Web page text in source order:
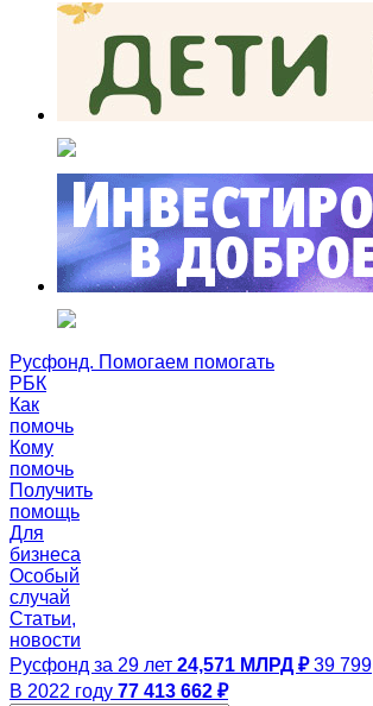
Русфонд. Помогаем помогать
РБК
Как
помочь
Кому
помочь
Получить
помощь
Для
бизнеса
Особый
случай
Статьи,
новости
Русфонд за 29 лет 24,571 МЛРД ₽ 39 799
В 2022 году 77 413 662 ₽